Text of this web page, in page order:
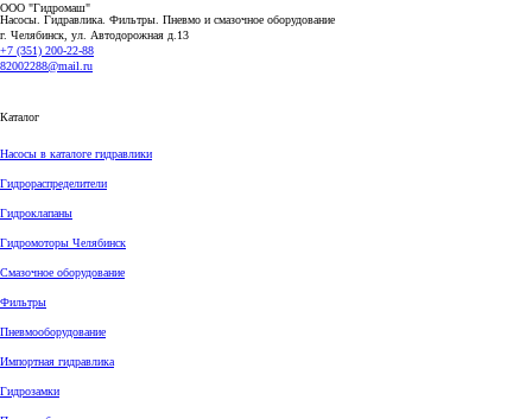
ООО "Гидромаш"
Насосы. Гидравлика. Фильтры. Пневмо и смазочное оборудование
г. Челябинск, ул. Автодорожная д.13
+7 (351) 200-22-88
82002288@mail.ru
Каталог
Насосы в каталоге гидравлики
Гидрораспределители
Гидроклапаны
Гидромоторы Челябинск
Смазочное оборудование
Фильтры
Пневмооборудование
Импортная гидравлика
Гидрозамки